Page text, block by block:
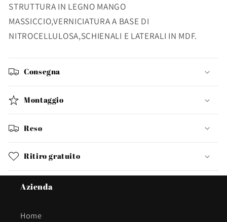
STRUTTURA IN LEGNO MANGO
MASSICCIO,VERNICIATURA A BASE DI
NITROCELLULOSA,SCHIENALI E LATERALI IN MDF.
Consegna
Montaggio
Reso
Ritiro gratuito
Azienda
Home